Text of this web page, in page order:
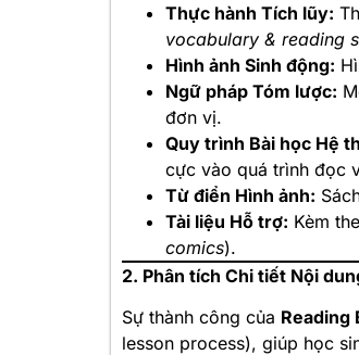
Thực hành Tích lũy:
vocabulary & reading
Hình ảnh Sinh động:
Ngữ pháp Tóm lược:
đơn vị.
Quy trình Bài học Hệ
cực vào quá trình đọc
Từ điển Hình ảnh:
Tài liệu Hỗ trợ: Kèm
comics).
2. Phân tích Chi tiết Nội
Sự thành công của Reading
lesson process), giúp học